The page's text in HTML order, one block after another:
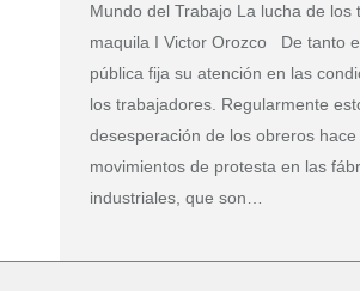
Mundo del Trabajo La lucha de los
maquila I Victor Orozco De tanto
pública fija su atención en las
los trabajadores. Regularmente
desesperación de los obreros
movimientos de protesta en las
industriales, que son…